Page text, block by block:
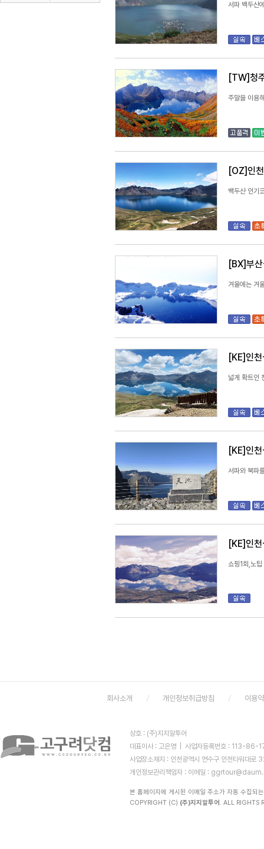
서파 백두산
[TW]청
주말을 이용
[OZ]인
백두산 인기
[BX]부
겨울에는 겨
[KE]인
넓게 확트인
[KE]인
서파와 북파
[KE]인
쇼핑1회,노
회사소개 개인정보취급방침 이용
상호 : (주)지지알투어
대표이사 : 고은영 | 사업자등록번호 : 113-
사업장소재지 : 인천광역시 연수구 인천타
개인정보관리책임자 : 이메일 :
본 홈페이지에 게시된 이메일 주소가 자동 수집되
COPYRIGHT (C) (주)지지알투어. ALL RIGHTS